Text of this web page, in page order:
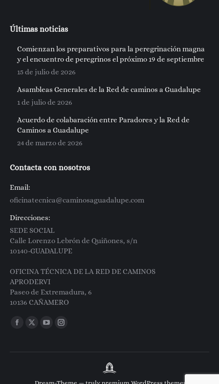
Últimas noticias
Comienzan los preparativos para la peregrinación magna
y el encuentro de peregrinos el próximo 19 de septiembre
15 de julio de 2026
Asambleas Generales de la Red de caminos a Guadalupe
1 de julio de 2026
Acuerdo de colabaración entre Paradores y la Red de
Caminos a Guadalupe
24 de marzo de 2026
Contacta con nosotros
Email:
oficinatecnica@caminosaguadalupe.com
Direcciones:
SEDE SOCIAL
Calle Lorenzo Lebrón de Quiñones, s/n
10140-GUADALUPE
OFICINA TÉCNICA DE LA RED DE CAMINOS
APRODERVI
Paseo de Extremadura, 6
10136 CAÑAMERO
Encuéntranos en:
Facebook
opens
X
opens
new
YouTube
opens
new
Instagram
opens
new